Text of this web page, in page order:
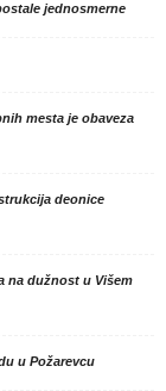
jednosmerne
mesta je obaveza
deonice
na dužnost u Višem
u Požarevcu